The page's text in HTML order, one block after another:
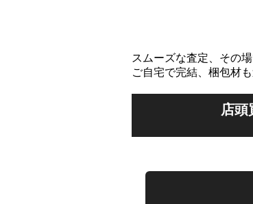
スムーズな査定、その
ご自宅で完結、梱包材
店頭